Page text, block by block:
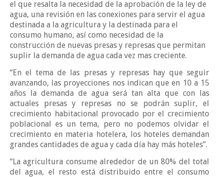
el que resalta la necesidad de la aprobación de la ley de
agua, una revisión en las conexiones para servir el agua
destinada a la agricultura y la destinada para el
consumo humano, así como necesidad de la
construcción de nuevas presas y represas que permitan
suplir la demanda de agua cada vez mas creciente.
“En el tema de las presas y represas hay que seguir
avanzando, las proyecciones nos indican que en 10 a 15
años la demanda de agua será tan alta que con las
actuales presas y represas no se podrán suplir, el
crecimiento habitacional provocado por el crecimiento
poblacional es un tema, pero no podemos olvidar el
crecimiento en materia hotelera, los hoteles demandan
grandes cantidades de agua y cada día hay más hoteles”.
“La agricultura consume alrededor de un 80% del total
del agua, el resto está distribuido entre el consumo